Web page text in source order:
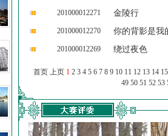
201000012271 金陵行
201000012270 你的背影是我
201000012269 绕过夜色
首页 上页 1 2 3 4 5 6 7 8 9 10 11 12 13 14 15
49 50 51 52 53